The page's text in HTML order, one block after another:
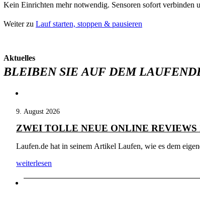
Kein Einrichten mehr notwendig. Sensoren sofort verbinden
Weiter zu Lauf starten, stoppen & pausieren
Aktuelles
BLEIBEN SIE AUF DEM
9. August 2026
ZWEI TOLLE NEUE ONLINE REVIEWS
Laufen.de hat in seinem Artikel Laufen, wie es dem
weiterlesen